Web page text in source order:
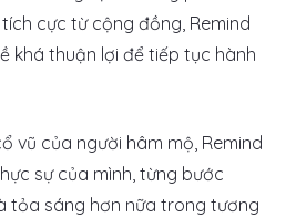
cực từ cộng đồng, Remind
khá thuận lợi để tiếp tục hành
vũ của người hâm mộ, Remind
sự của mình, từng bước
tỏa sáng hơn nữa trong tương